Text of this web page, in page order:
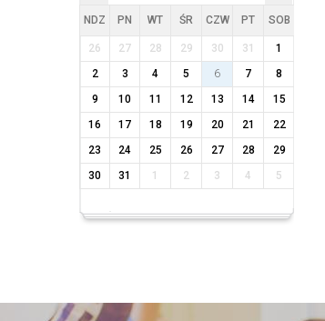
NDZ PN WT ŚR CZW PT SOB
26 27 28 29 30 31
1
2
3 4 5 6 7
8
9
10 11 12 13 14
15
16
17 18 19 20 21
22
23
24 25 26 27 28
29
30
31 1 2 3 4 5